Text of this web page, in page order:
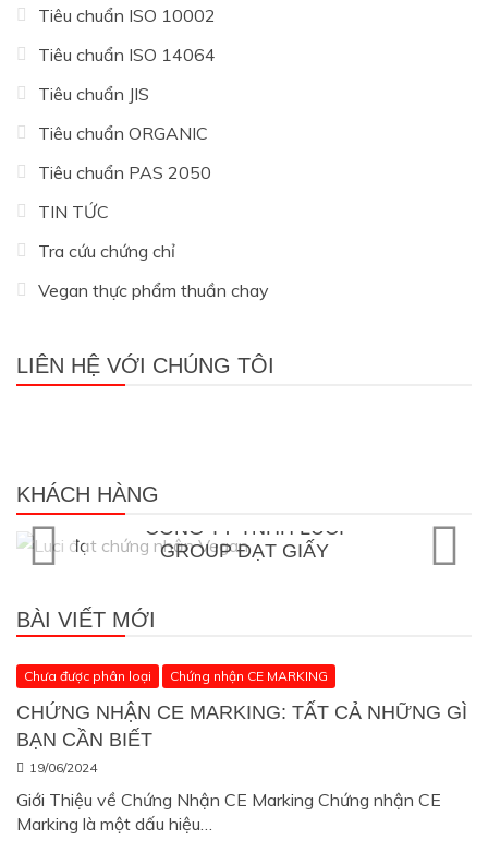
Tiêu chuẩn ISO 10002
Tiêu chuẩn ISO 14064
Tiêu chuẩn JIS
Tiêu chuẩn ORGANIC
Tiêu chuẩn PAS 2050
TIN TỨC
Tra cứu chứng chỉ
Vegan thực phẩm thuần chay
LIÊN HỆ VỚI CHÚNG TÔI
KHÁCH HÀNG
CÔNG TY TNHH
THƯƠNG MẠI DỊCH VỤ
BÀI VIẾT MỚI
Chưa được phân loại Chứng nhận CE MARKING
CHỨNG NHẬN CE MARKING: TẤT CẢ NHỮNG GÌ
BẠN CẦN BIẾT
19/06/2024
Giới Thiệu về Chứng Nhận CE Marking Chứng nhận CE
Marking là một dấu hiệu…